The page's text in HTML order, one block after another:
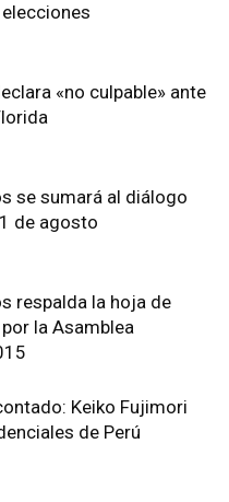
«no culpable» ante
se sumará al diálogo
de agosto
respalda la hoja de
la Asamblea
Keiko Fujimori
de Perú